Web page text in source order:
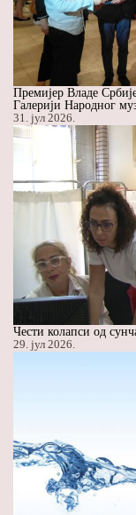
Премијер Владе
Галерији Народног
31. јул 2026.
Чести колапси од
29. јул 2026.